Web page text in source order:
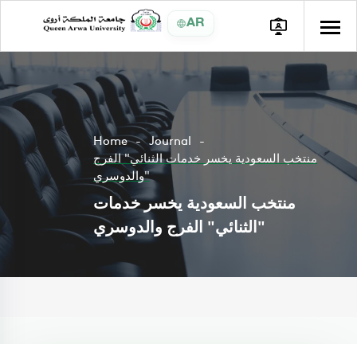
AR
Home
Journal
منتخب السعودية يخسر خدمات الثنائي" الفرج
والدوسري"
منتخب السعودية يخسر خدمات
الثنائي" الفرج والدوسري"